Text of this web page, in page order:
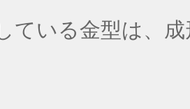
ている金型は、